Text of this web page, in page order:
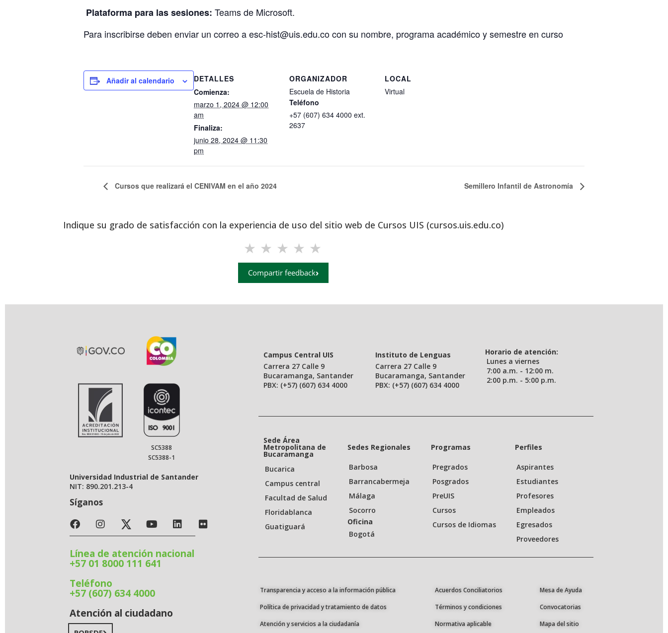
Plataforma para las sesiones: Teams de Microsoft.
Para inscribirse deben enviar un correo a esc-hist@uis.edu.co con su nombre, programa académico y semestre en curso
Añadir al calendario
DETALLES
Comienza:
marzo 1, 2024 @ 12:00
am
Finaliza:
junio 28, 2024 @ 11:30
pm
ORGANIZADOR
Escuela de Historia
Teléfono
+57 (607) 634 4000 ext.
2637
LOCAL
Virtual
Cursos que realizará el CENIVAM en el año 2024 Semillero Infantil de Astronomía
Indique su grado de satisfacción con la experiencia de uso del sitio web de Cursos UIS (cursos.uis.edu.co)